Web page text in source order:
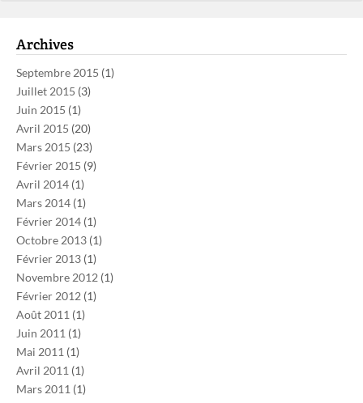
Archives
Septembre 2015 (1)
Juillet 2015 (3)
Juin 2015 (1)
Avril 2015 (20)
Mars 2015 (23)
Février 2015 (9)
Avril 2014 (1)
Mars 2014 (1)
Février 2014 (1)
Octobre 2013 (1)
Février 2013 (1)
Novembre 2012 (1)
Février 2012 (1)
Août 2011 (1)
Juin 2011 (1)
Mai 2011 (1)
Avril 2011 (1)
Mars 2011 (1)